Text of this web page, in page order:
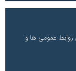
روابط عمومی ها و